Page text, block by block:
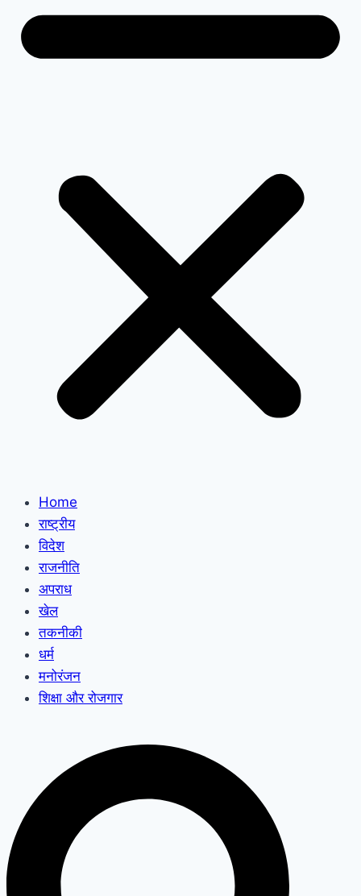
Home
राष्ट्रीय
विदेश
राजनीति
अपराध
खेल
तकनीकी
धर्म
मनोरंजन
शिक्षा और रोजगार